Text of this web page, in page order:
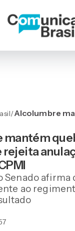
/Alcolumbre
e rejeita
votação na
rejeita
Senado afirma
ao